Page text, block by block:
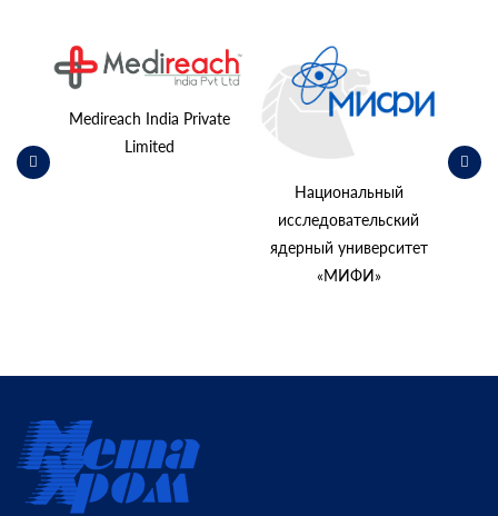
Medireach India Private
Limited
Национальный
исследовательский
ядерный университет
«МИФИ»